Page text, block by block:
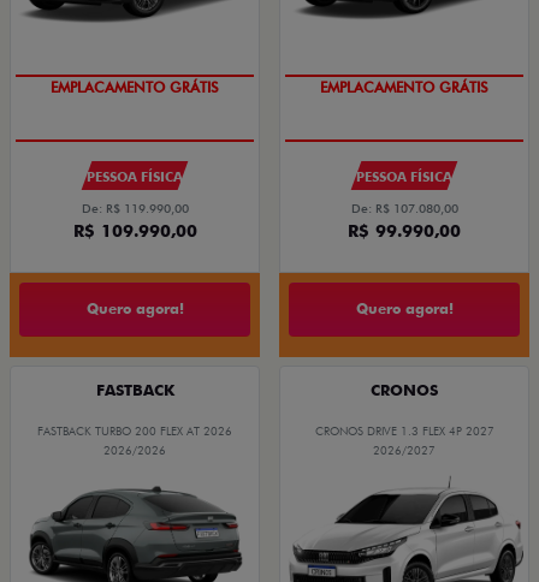
EMPLACAMENTO GRÁTIS
PESSOA FÍSICA
De: R$ 119.990,00
R$ 109.990,00
Quero agora!
EMPLACAMENTO GRÁTIS
PESSOA FÍSICA
De: R$ 107.080,00
R$ 99.990,00
Quero agora!
FASTBACK
FASTBACK TURBO 200 FLEX AT 2026
2026/2026
CRONOS
CRONOS DRIVE 1.3 FLEX 4P 2027
2026/2027